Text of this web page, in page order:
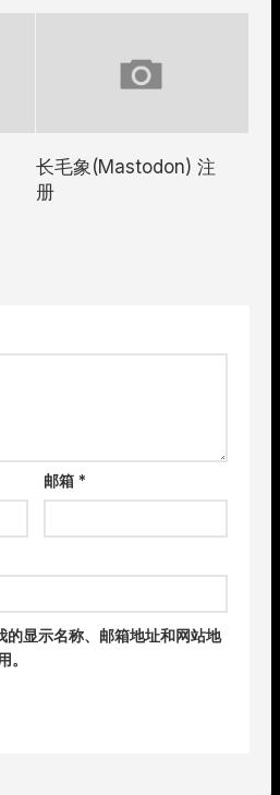
长毛象(Mastodon) 注
册
邮箱*
的显示名称、邮箱地址和网站地
。